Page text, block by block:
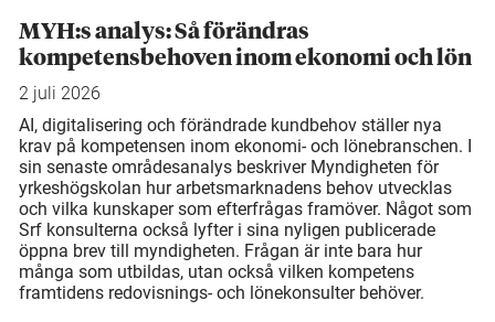
MYH:s analys: Så förändras
kompetensbehoven inom ekonomi och lön
2 juli 2026
AI, digitalisering och förändrade kundbehov ställer nya
krav på kompetensen inom ekonomi- och lönebranschen. I
sin senaste områdesanalys beskriver Myndigheten för
yrkeshögskolan hur arbetsmarknadens behov utvecklas
och vilka kunskaper som efterfrågas framöver. Något som
Srf konsulterna också lyfter i sina nyligen publicerade
öppna brev till myndigheten. Frågan är inte bara hur
många som utbildas, utan också vilken kompetens
framtidens redovisnings- och lönekonsulter behöver.